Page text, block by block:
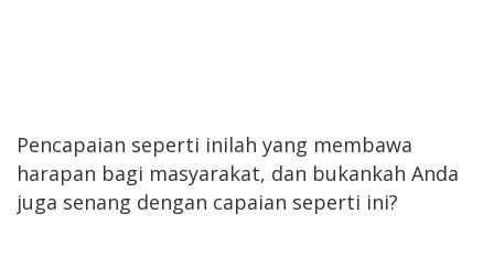
Pencapaian seperti inilah yang membawa
harapan bagi masyarakat, dan bukankah Anda
juga senang dengan capaian seperti ini?